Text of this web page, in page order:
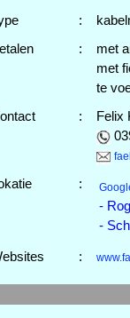
:
:
met
met
te
:
Felix
:
-
-
: